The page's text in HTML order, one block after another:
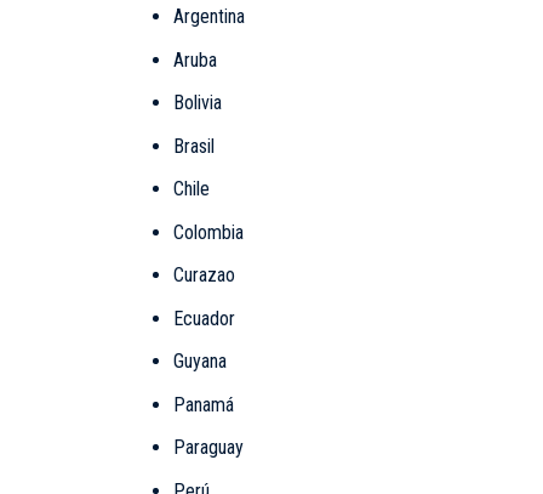
Argentina
Aruba
Bolivia
Brasil
Chile
Colombia
Curazao
Ecuador
Guyana
Panamá
Paraguay